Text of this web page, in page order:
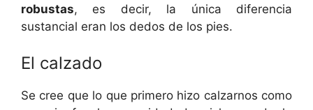
robustas, es decir, la única diferencia
sustancial eran los dedos de los pies.
El calzado
Se cree que lo que primero hizo calzarnos como